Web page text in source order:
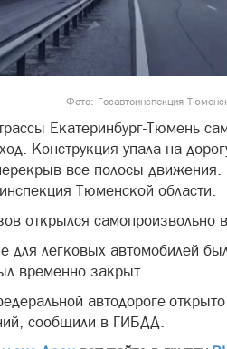
Фото: Госавтоинспекция
Екатеринбург-Тюмень
Конструкция упала на
все полосы
Тюменской области.
открылся
легковых автомобилей
временно закрыт.
автодороге
сообщили в ГИБДД.